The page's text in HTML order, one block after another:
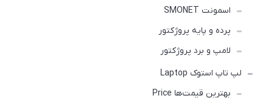
اسمونت SMONET
پرده و پایه پروژکتور
لامپ و برد پروژکتور
لپ تاپ استوک Laptop
بهترین قیمت‌ها Price